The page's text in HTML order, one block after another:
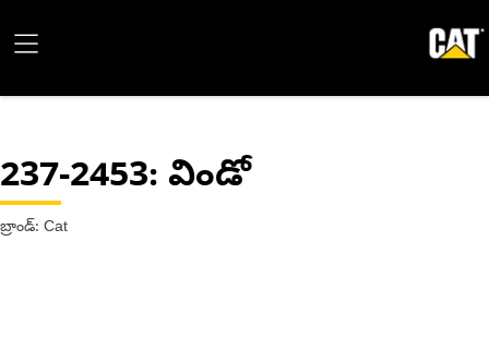
237-2453: విండో
బ్రాండ్: Cat